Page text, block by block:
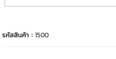
รหัสสินค้า :1500